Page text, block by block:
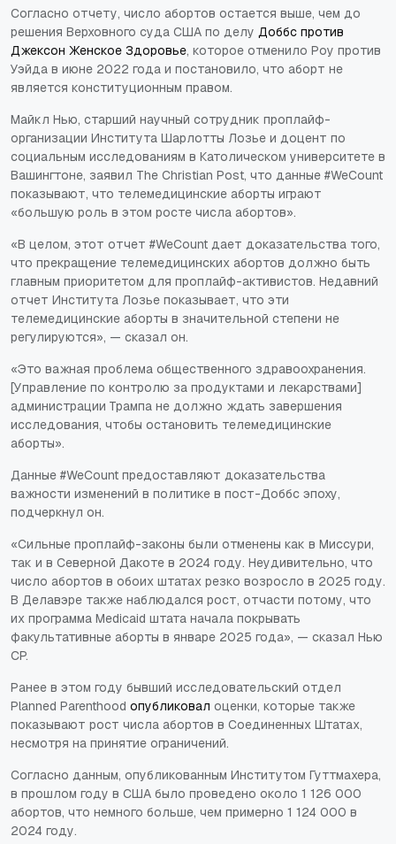
Согласно отчету, число абортов остается выше, чем до
решения Верховного суда США по делу Доббс против
Джексон Женское Здоровье, которое отменило Роу против
Уэйда в июне 2022 года и постановило, что аборт не
является конституционным правом.
Майкл Нью, старший научный сотрудник проплайф-
организации Института Шарлотты Лозье и доцент по
социальным исследованиям в Католическом университете в
Вашингтоне, заявил The Christian Post, что данные #WeCount
показывают, что телемедицинские аборты играют
«большую роль в этом росте числа абортов».
«В целом, этот отчет #WeCount дает доказательства того,
что прекращение телемедицинских абортов должно быть
главным приоритетом для проплайф-активистов. Недавний
отчет Института Лозье показывает, что эти
телемедицинские аборты в значительной степени не
регулируются», — сказал он.
«Это важная проблема общественного здравоохранения.
[Управление по контролю за продуктами и лекарствами]
администрации Трампа не должно ждать завершения
исследования, чтобы остановить телемедицинские
аборты».
Данные #WeCount предоставляют доказательства
важности изменений в политике в пост-Доббс эпоху,
подчеркнул он.
«Сильные проплайф-законы были отменены как в Миссури,
так и в Северной Дакоте в 2024 году. Неудивительно, что
число абортов в обоих штатах резко возросло в 2025 году.
В Делавэре также наблюдался рост, отчасти потому, что
их программа Medicaid штата начала покрывать
факультативные аборты в январе 2025 года», — сказал Нью
CP.
Ранее в этом году бывший исследовательский отдел
Planned Parenthood опубликовал оценки, которые также
показывают рост числа абортов в Соединенных Штатах,
несмотря на принятие ограничений.
Согласно данным, опубликованным Институтом Гуттмахера,
в прошлом году в США было проведено около 1 126 000
абортов, что немного больше, чем примерно 1 124 000 в
2024 году.